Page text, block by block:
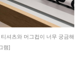
셔츠와 머그컵이 너무 궁금해
램]